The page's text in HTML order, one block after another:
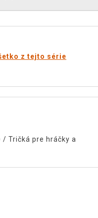
z tejto série
/ Tričká pre hráčky a